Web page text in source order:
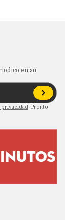
en su
privacidad. Pronto